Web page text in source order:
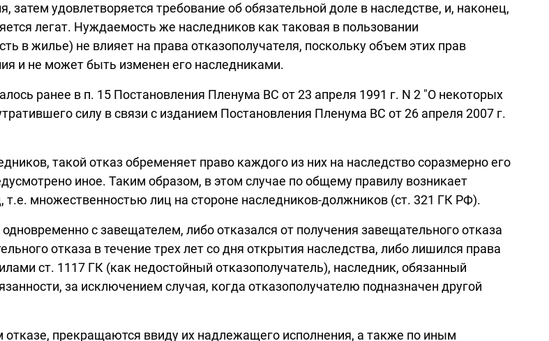
удовлетворяется требование об обязательной доле в наследстве, и, наконец,
легат. Нуждаемость же наследников как таковая в пользовании
в жилье) не влияет на права отказополучателя, поскольку объем этих прав
и не может быть изменен его наследниками.
ранее в п. 15 Постановления Пленума ВС от 23 апреля 1991 г. N 2 "О некоторых
силу в связи с изданием Постановления Пленума ВС от 26 апреля 2007 г.
такой отказ обременяет право каждого из них на наследство соразмерно его
иное. Таким образом, в этом случае по общему правилу возникает
множественностью лиц на стороне наследников-должников (ст. 321 ГК РФ).
с завещателем, либо отказался от получения завещательного отказа
отказа в течение трех лет со дня открытия наследства, либо лишился права
ст. 1117 ГК (как недостойный отказополучатель), наследник, обязанный
за исключением случая, когда отказополучателю подназначен другой
прекращаются ввиду их надлежащего исполнения, а также по иным